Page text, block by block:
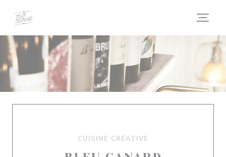
CUISINE CRÉATIVE